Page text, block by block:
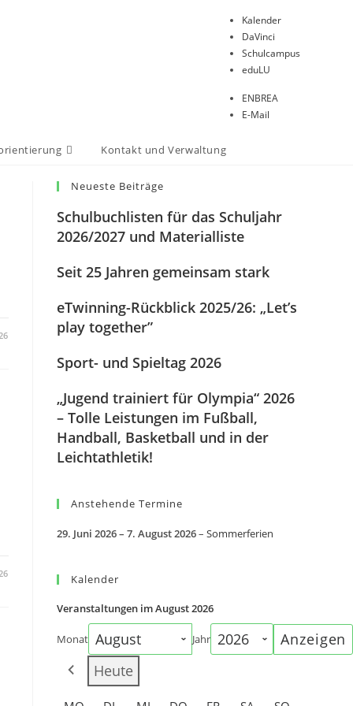
Kalender
DaVinci
Schulcampus
eduLU
ENBREA
E-Mail
Kontakt und Verwaltung
umschalten
Neueste Beiträge
Schulbuchlisten für das Schuljahr
2026/2027 und Materialliste
Seit 25 Jahren gemeinsam stark
eTwinning-Rückblick 2025/26: „Let’s
play together”
Sport- und Spieltag 2026
„Jugend trainiert für Olympia“ 2026
– Tolle Leistungen im Fußball,
Handball, Basketball und in der
Leichtathletik!
Anstehende Termine
29. Juni 2026– 7. August 2026–Sommerferien
Kalender
Veranstaltungen im August 2026
Monat Jahr
Heute